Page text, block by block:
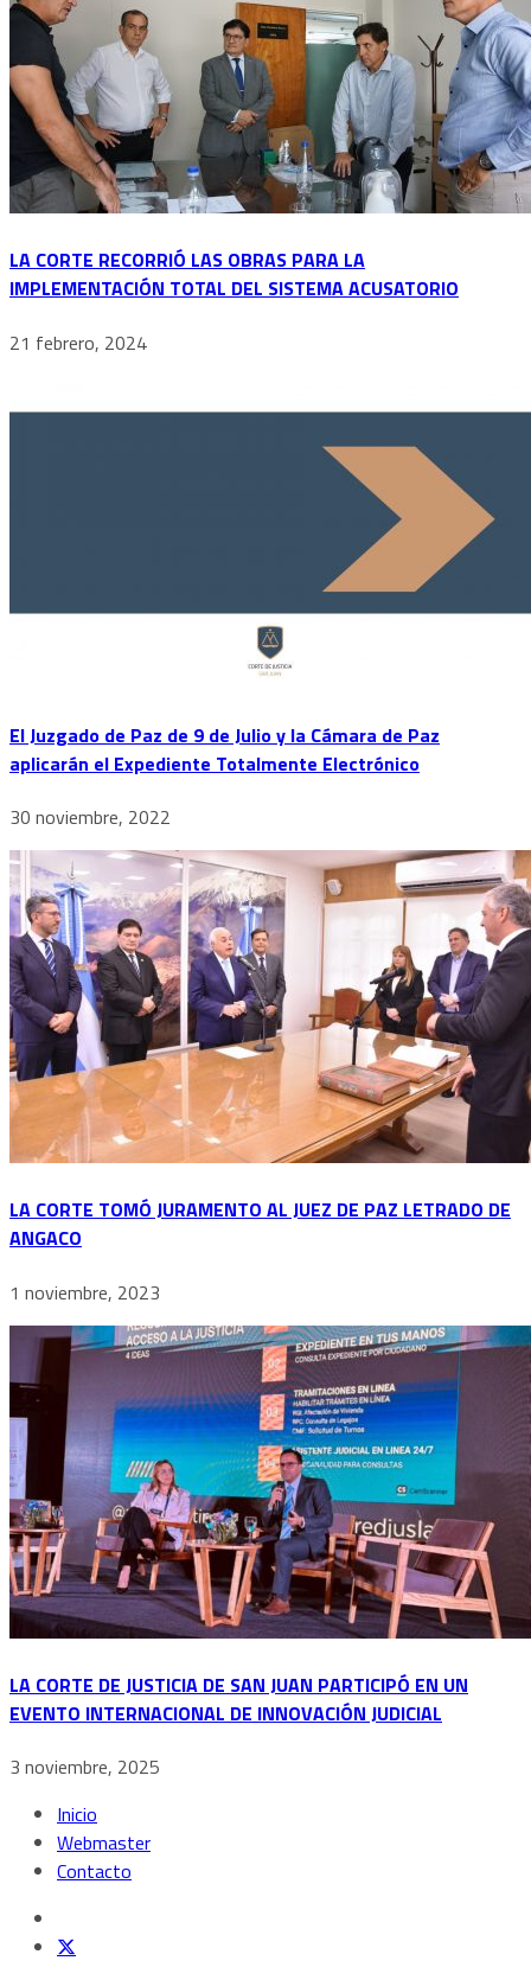
LA CORTE RECORRIÓ LAS OBRAS PARA LA
IMPLEMENTACIÓN TOTAL DEL SISTEMA ACUSATORIO
21 febrero, 2024
El Juzgado de Paz de 9 de Julio y la Cámara de Paz
aplicarán el Expediente Totalmente Electrónico
30 noviembre, 2022
LA CORTE TOMÓ JURAMENTO AL JUEZ DE PAZ LETRADO DE
ANGACO
1 noviembre, 2023
LA CORTE DE JUSTICIA DE SAN JUAN PARTICIPÓ EN UN
EVENTO INTERNACIONAL DE INNOVACIÓN JUDICIAL
3 noviembre, 2025
Inicio
Webmaster
Contacto